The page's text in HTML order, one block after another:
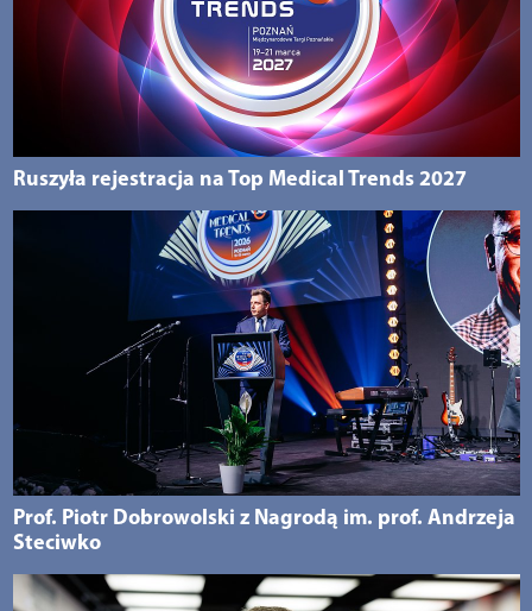
Ruszyła rejestracja na Top Medical Trends 2027
Prof. Piotr Dobrowolski z Nagrodą im. prof. Andrzeja
Steciwko